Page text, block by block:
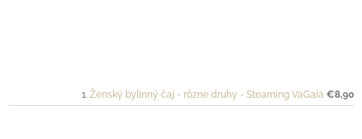
Ženský bylinný čaj - rôzne druhy - Steaming VaGaia €8,90